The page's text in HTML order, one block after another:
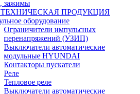
зажимы
ПРОДУКЦИЯ
оборудование
Ограничители импульсных
перенапряжений (УЗИП)
Выключатели автоматические
модульные HYUNDAI
Контакторы пускатели
Реле
Тепловое реле
Выключатели автоматические